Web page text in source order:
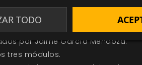
Apocalypsis, Cornago y
por Jaime García Mendoza.
tres módulos.
TODO